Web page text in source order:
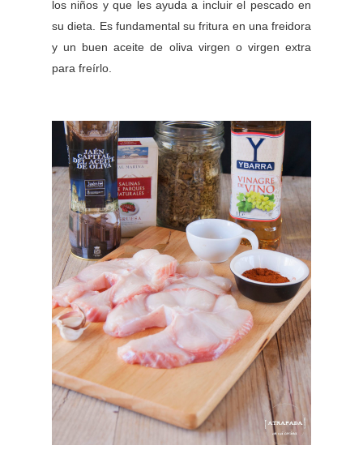
los niños y que les ayuda a incluir el pescado en
su dieta. Es fundamental su fritura en una freidora
y un buen aceite de oliva virgen o virgen extra
para freírlo.